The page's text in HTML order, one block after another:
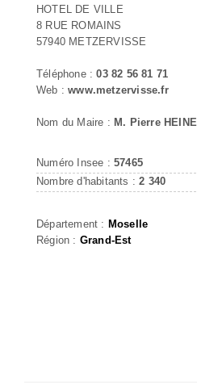
HOTEL DE VILLE
8 RUE ROMAINS
57940 METZERVISSE
Téléphone :03 82 56 81 71
Web :www.metzervisse.fr
Nom du Maire : M. Pierre HEINE
Numéro Insee : 57465
Nombre d'habitants :2 340
Département : Moselle
Région : Grand-Est